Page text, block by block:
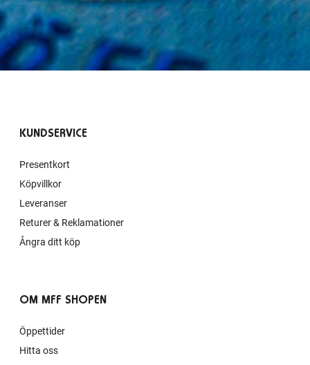
KUNDSERVICE
Presentkort
Köpvillkor
Leveranser
Returer & Reklamationer
Ångra ditt köp
OM MFF SHOPEN
Öppettider
Hitta oss